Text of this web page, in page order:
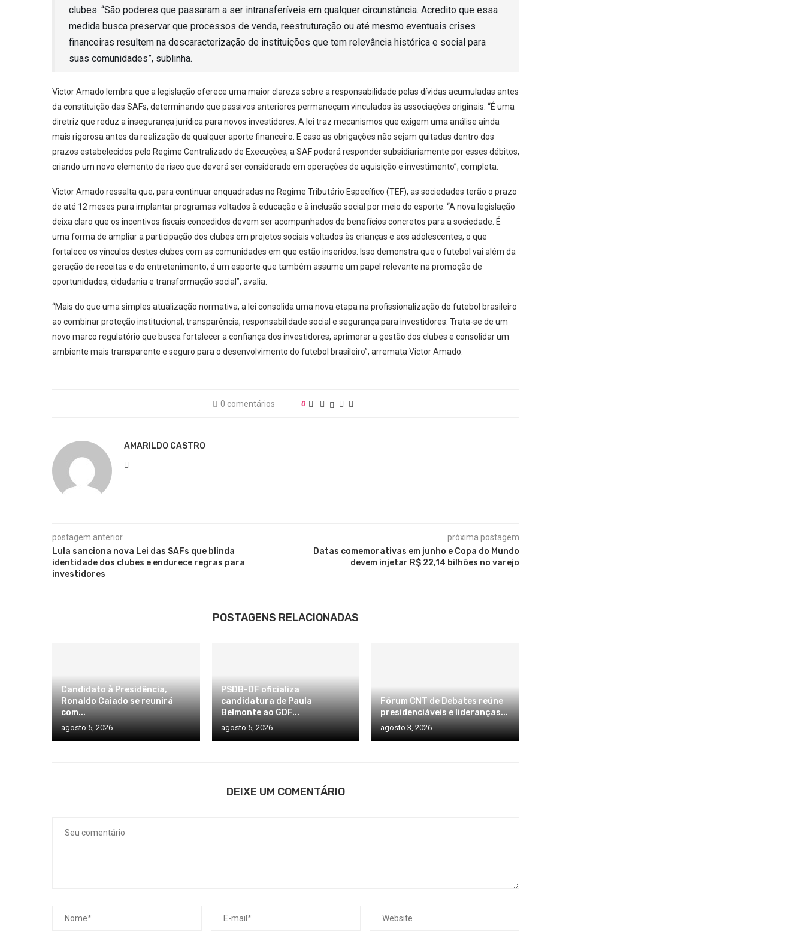
clubes. “São poderes que passaram a ser intransferíveis em qualquer circunstância. Acredito que essa
medida busca preservar que processos de venda, reestruturação ou até mesmo eventuais crises
financeiras resultem na descaracterização de instituições que tem relevância histórica e social para
suas comunidades”, sublinha.
Victor Amado lembra que a legislação oferece uma maior clareza sobre a responsabilidade pelas dívidas acumuladas antes
da constituição das SAFs, determinando que passivos anteriores permaneçam vinculados às associações originais. “É uma
diretriz que reduz a insegurança jurídica para novos investidores. A lei traz mecanismos que exigem uma análise ainda
mais rigorosa antes da realização de qualquer aporte financeiro. E caso as obrigações não sejam quitadas dentro dos
prazos estabelecidos pelo Regime Centralizado de Execuções, a SAF poderá responder subsidiariamente por esses débitos,
criando um novo elemento de risco que deverá ser considerado em operações de aquisição e investimento”, completa.
Victor Amado ressalta que, para continuar enquadradas no Regime Tributário Específico (TEF), as sociedades terão o prazo
de até 12 meses para implantar programas voltados à educação e à inclusão social por meio do esporte. “A nova legislação
deixa claro que os incentivos fiscais concedidos devem ser acompanhados de benefícios concretos para a sociedade. É
uma forma de ampliar a participação dos clubes em projetos sociais voltados às crianças e aos adolescentes, o que
fortalece os vínculos destes clubes com as comunidades em que estão inseridos. Isso demonstra que o futebol vai além da
geração de receitas e do entretenimento, é um esporte que também assume um papel relevante na promoção de
oportunidades, cidadania e transformação social”, avalia.
“Mais do que uma simples atualização normativa, a lei consolida uma nova etapa na profissionalização do futebol brasileiro
ao combinar proteção institucional, transparência, responsabilidade social e segurança para investidores. Trata-se de um
novo marco regulatório que busca fortalecer a confiança dos investidores, aprimorar a gestão dos clubes e consolidar um
ambiente mais transparente e seguro para o desenvolvimento do futebol brasileiro”, arremata Victor Amado.
0 comentários 0
AMARILDO CASTRO
postagem anterior
Lula sanciona nova Lei das SAFs que blinda
identidade dos clubes e endurece regras para
investidores
próxima postagem
Datas comemorativas em junho e Copa do Mundo
devem injetar R$ 22,14 bilhões no varejo
POSTAGENS RELACIONADAS
Candidato à Presidência,
Ronaldo Caiado se reunirá
com...
agosto 5, 2026
PSDB-DF oficializa
candidatura de Paula
Belmonte ao GDF...
agosto 5, 2026
Fórum CNT de Debates reúne
presidenciáveis e lideranças...
agosto 3, 2026
DEIXE UM COMENTÁRIO